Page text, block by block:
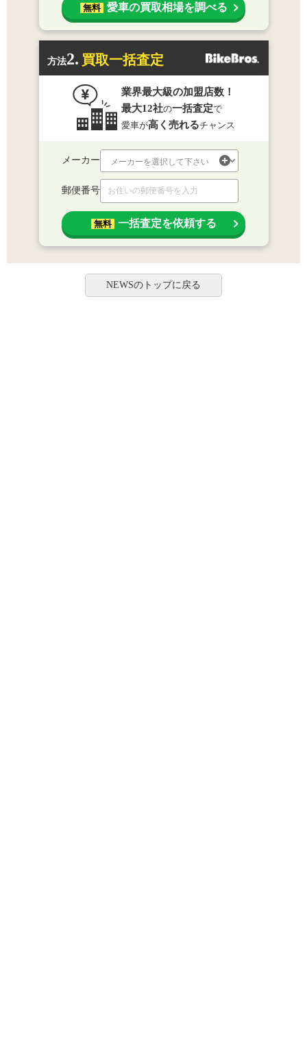
無料 愛車の買取相場を調べる
方法2. 買取一括査定
業界最大級の加盟店数！
最大12社の一括査定で
愛車が高く売れるチャンス
メーカー
郵便番号
無料 一括査定を依頼する
NEWSのトップに戻る